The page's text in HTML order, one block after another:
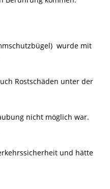
wurde mit
Rostschäden unter der
nicht möglich war.
und hätte